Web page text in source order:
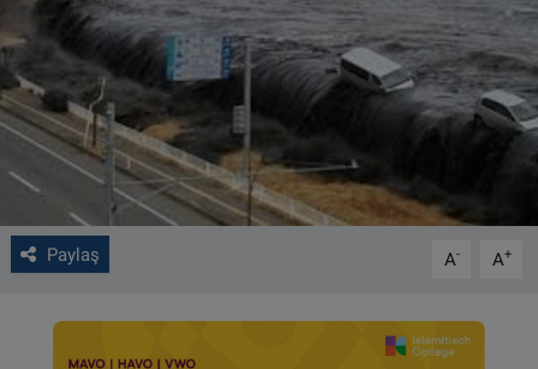
Paylaş A- A+
FOTO GALERİ
VIDEO GALERİ
ALGEMENE VOORWAARDEN
CONTACT
Çerez Politikası